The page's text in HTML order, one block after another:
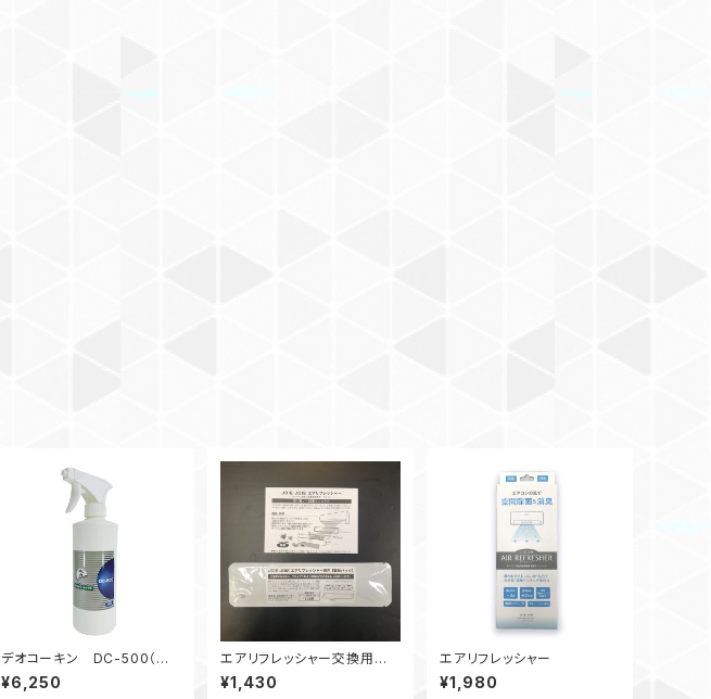
デオコーキン DC-500（消
臭・抗菌・コート剤）500ml
¥6,250
エアリフレッシャー交換用薬
剤バック
¥1,430
エアリフレッシャー
¥1,980